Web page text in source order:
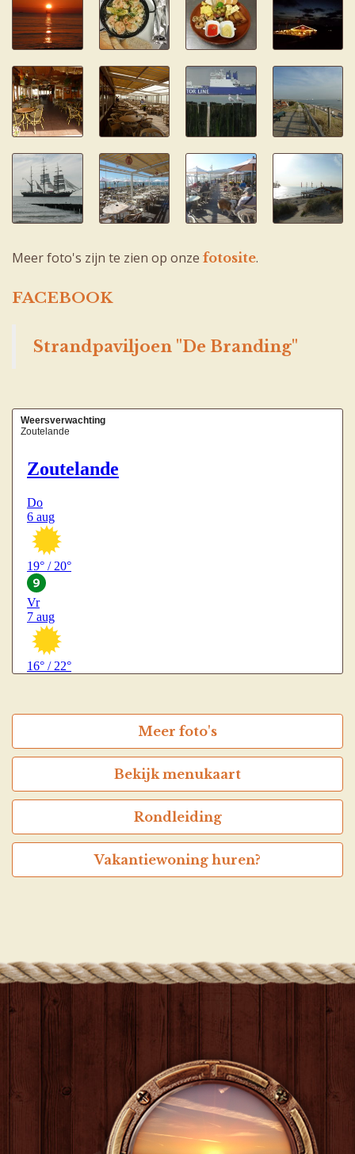
Meer foto's zijn te zien op onze fotosite.
FACEBOOK
Strandpaviljoen "De Branding"
Weersverwachting
Zoutelande
Meer foto's
Bekijk menukaart
Rondleiding
Vakantiewoning huren?